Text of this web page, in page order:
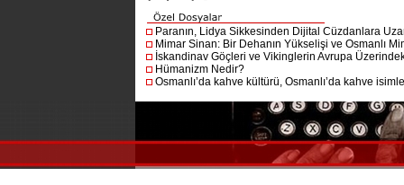
Paranın, Lidya Sikkesinden Dijital Cüzdanlara
Mimar Sinan: Bir Dehanın Yükselişi ve Osmanlı
İskandinav Göçleri ve Vikinglerin Avrupa
Hümanizm Nedir?
Osmanlı’da kahve kültürü, Osmanlı’da kahve